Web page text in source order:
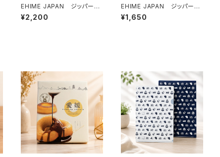
EHIME JAPAN ジッパー付
きトートバッグ（M）
¥2,200
EHIME JAPAN ジッパー付
きトートバッグ（S）
¥1,650